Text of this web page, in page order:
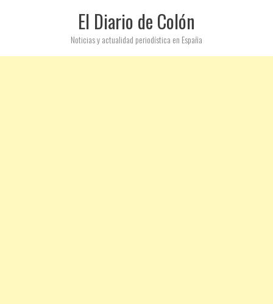
El Diario de Colón
Noticias y actualidad periodística en España